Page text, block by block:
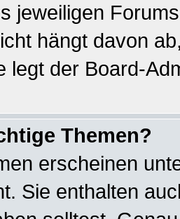
jeweiligen
hängt davon
legt der Board-
Themen?
erscheinen
Sie enthalten